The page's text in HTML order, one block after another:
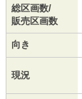
総区画数/
販売区画数
向き
現況